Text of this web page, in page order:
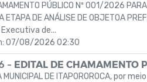
PÚBLICO Nº 001/2026
ETAPA DE ANÁLISE DE OBJETOA
de...
07/08/2026 02:30
- EDITAL DE CHAMAMENTO
MUNICIPAL DE ITAPOROROCA, por